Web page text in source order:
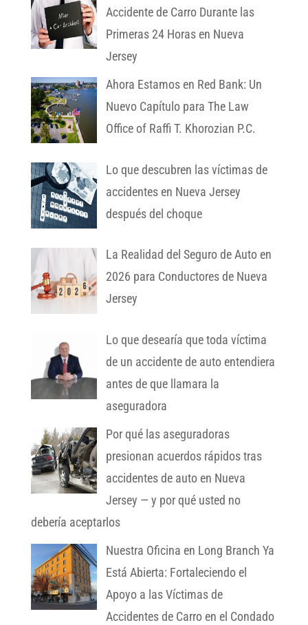
Accidente de Carro Durante las
Primeras 24 Horas en Nueva
Jersey
Ahora Estamos en Red Bank: Un
Nuevo Capítulo para The Law
Office of Raffi T. Khorozian P.C.
Lo que descubren las víctimas de
accidentes en Nueva Jersey
después del choque
La Realidad del Seguro de Auto en
2026 para Conductores de Nueva
Jersey
Lo que desearía que toda víctima
de un accidente de auto entendiera
antes de que llamara la
aseguradora
Por qué las aseguradoras
presionan acuerdos rápidos tras
accidentes de auto en Nueva
Jersey — y por qué usted no
debería aceptarlos
Nuestra Oficina en Long Branch Ya
Está Abierta: Fortaleciendo el
Apoyo a las Víctimas de
Accidentes de Carro en el Condado